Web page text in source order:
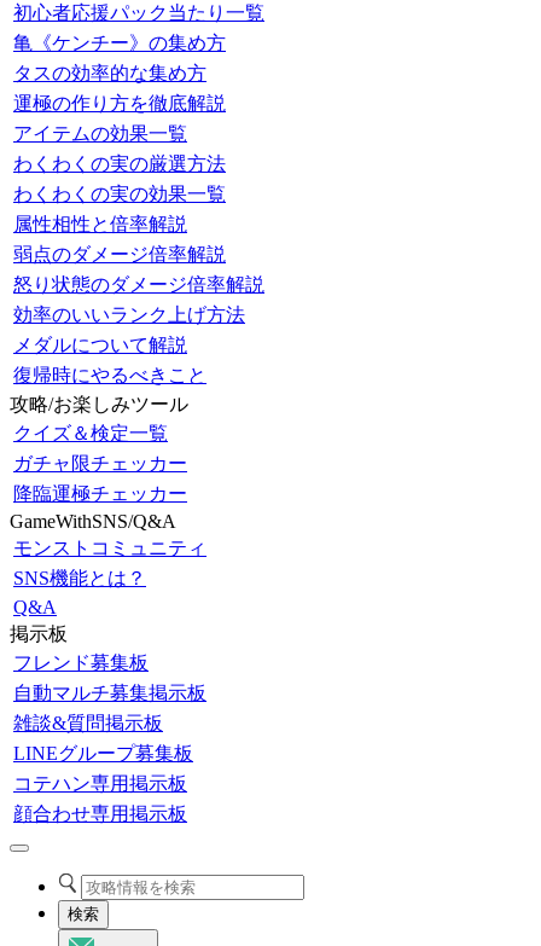
初心者応援パック当たり一覧
亀《ケンチー》の集め方
タスの効率的な集め方
運極の作り方を徹底解説
アイテムの効果一覧
わくわくの実の厳選方法
わくわくの実の効果一覧
属性相性と倍率解説
弱点のダメージ倍率解説
怒り状態のダメージ倍率解説
効率のいいランク上げ方法
メダルについて解説
復帰時にやるべきこと
攻略/お楽しみツール
クイズ＆検定一覧
ガチャ限チェッカー
降臨運極チェッカー
GameWithSNS/Q&A
モンストコミュニティ
SNS機能とは？
Q&A
掲示板
フレンド募集板
自動マルチ募集掲示板
雑談&質問掲示板
LINEグループ募集板
コテハン専用掲示板
顔合わせ専用掲示板
検索